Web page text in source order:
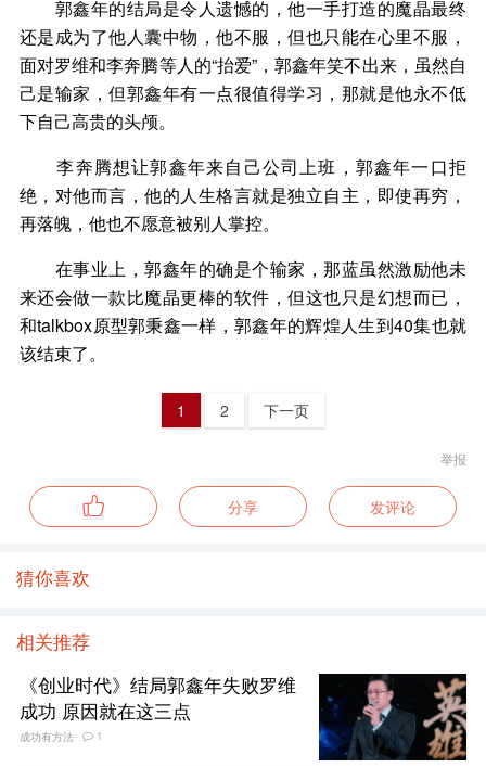
郭鑫年的结局是令人遗憾的，他一手打造的魔晶最终
还是成为了他人囊中物，他不服，但也只能在心里不服，
面对罗维和李奔腾等人的“抬爱”，郭鑫年笑不出来，虽然自
己是输家，但郭鑫年有一点很值得学习，那就是他永不低
下自己高贵的头颅。
李奔腾想让郭鑫年来自己公司上班，郭鑫年一口拒
绝，对他而言，他的人生格言就是独立自主，即使再穷，
再落魄，他也不愿意被别人掌控。
在事业上，郭鑫年的确是个输家，那蓝虽然激励他未
来还会做一款比魔晶更棒的软件，但这也只是幻想而已，
和talkbox原型郭秉鑫一样，郭鑫年的辉煌人生到40集也就
该结束了。
1 2 下一页
举报
分享 发评论
猜你喜欢
相关推荐
《创业时代》结局郭鑫年失败罗维
成功 原因就在这三点
成功有方法 1